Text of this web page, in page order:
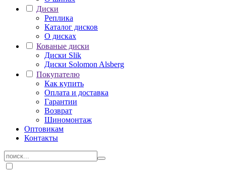
Диски
Реплика
Каталог дисков
О дисках
Кованые диски
Диски Slik
Диски Solomon Alsberg
Покупателю
Как купить
Оплата и доставка
Гарантии
Возврат
Шиномонтаж
Оптовикам
Контакты